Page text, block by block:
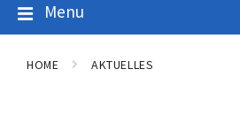
Menu
HOME AKTUELLES